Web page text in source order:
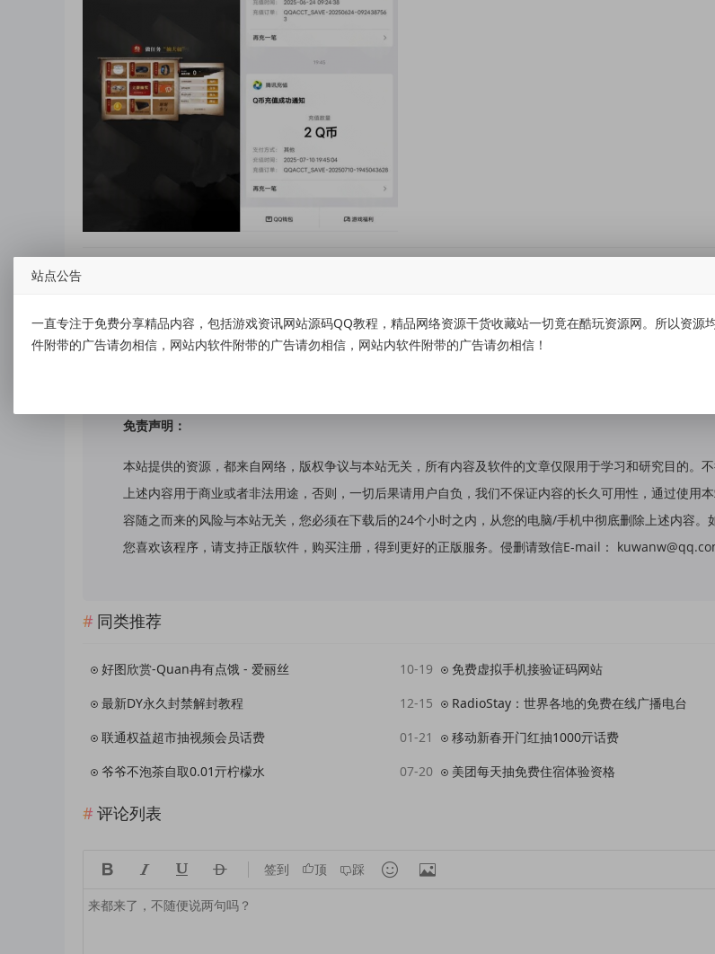
标签： 亲测2Q币秒到
免责声明：
本站提供的资源，都来自网络，版权争议与本站无关，所有内容及软件的文章仅限用于学习和研究目的。
上述内容用于商业或者非法用途，否则，一切后果请用户自负，我们不保证内容的长久可用性，通过使用
容随之而来的风险与本站无关，您必须在下载后的24个小时之内，从您的电脑/手机中彻底删除上述内容。
您喜欢该程序，请支持正版软件，购买注册，得到更好的正版服务。侵删请致信E-mail：
同类推荐
好图欣赏-Quan冉有点饿 - 爱丽丝 10-19 免费虚拟手机接验证码网站
最新DY永久封禁解封教程
12-15 RadioStay：世界各地的免费在线广播电台
联通权益超市抽视频会员话费
01-21 移动新春开门红抽1000亓话费
爷爷不泡茶自取0.01亓柠檬水
07-20 美团每天抽免费住宿体验资格
评论列表
    签到 顶 踩  
站点公告
一直专注于免费分享精品内容，包括游戏资讯网站源码QQ教程，精品网络资源干货收藏站一切竟在酷玩资源网。所以资
件附带的广告请勿相信，网站内软件附带的广告请勿相信，网站内软件附带的广告请勿相信！